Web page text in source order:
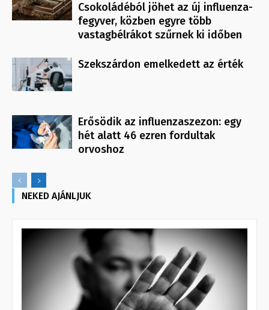
Csokoládéból jöhet az új influenza-
fegyver, közben egyre több
vastagbélrákot szűrnek ki időben
Szekszárdon emelkedett az érték
Erősödik az influenzaszezon: egy
hét alatt 46 ezren fordultak
orvoshoz
NEKED AJÁNLJUK